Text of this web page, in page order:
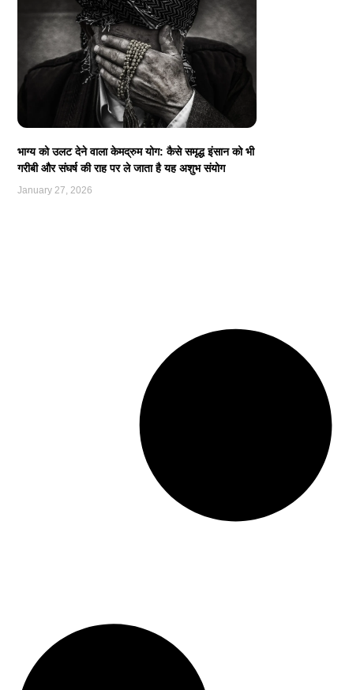
भाग्य को उलट देने वाला केमद्रुम योग: कैसे समृद्ध इंसान को भी
गरीबी और संघर्ष की राह पर ले जाता है यह अशुभ संयोग
January 27, 2026